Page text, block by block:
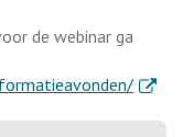
de webinar ga
.